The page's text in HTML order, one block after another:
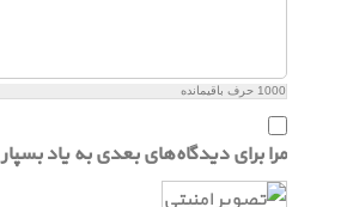
1000 حرف باقیمانده
مرا برای دیدگاه‌های بعدی به یاد بسپار